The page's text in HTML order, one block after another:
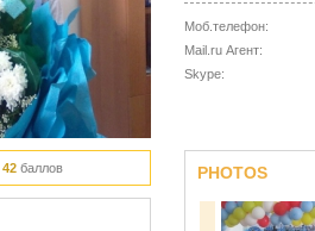
Моб.телефон:
Mail.ru Агент:
Skype:
42баллов PHOTOS